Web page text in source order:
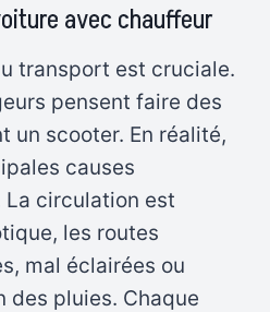
avec chauffeur
transport est cruciale.
pensent faire des
un scooter. En réalité,
causes
La circulation est
les routes
mal éclairées ou
des pluies. Chaque